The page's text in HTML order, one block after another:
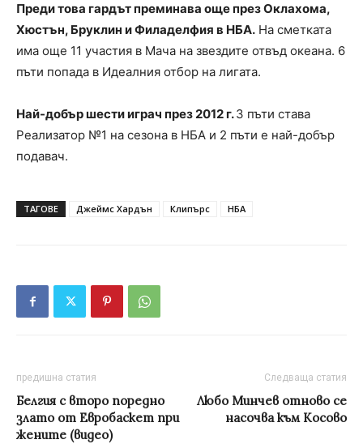
Преди това гардът преминава още през Оклахома,
Хюстън, Бруклин и Филаделфия в НБА. На сметката
има още 11 участия в Мача на звездите отвъд океана. 6
пъти попада в Идеалния отбор на лигата.
Най-добър шести играч през 2012 г.3 пъти става
Реализатор №1 на сезона в НБА и 2 пъти е най-добър
подавач.
ТАГОВЕ Джеймс Хардън Клипърс НБА
предишна статия
Белгия с второ поредно
злато от Евробаскет при
жените (видео)
Следваща статия
Любо Минчев отново се
насочва към Косово